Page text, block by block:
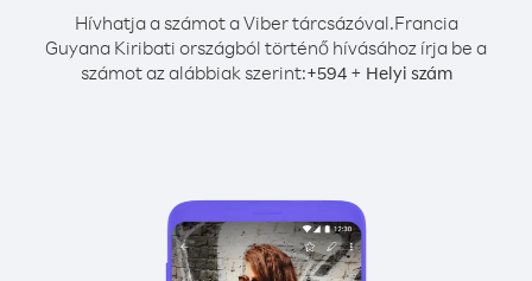
Hívhatja a számot a Viber tárcsázóval.Francia
Guyana Kiribati országból történő hívásához írja be a
számot az alábbiak szerint:+594+ Helyi szám